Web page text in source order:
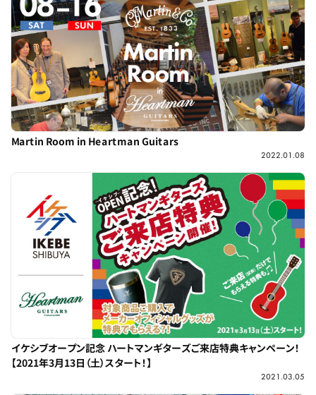
Martin Room in Heartman Guitars
2022.01.08
イケシブオープン記念 ハートマンギターズご来店特典キャンペーン！
【2021年3月13日（土）スタート！】
2021.03.05